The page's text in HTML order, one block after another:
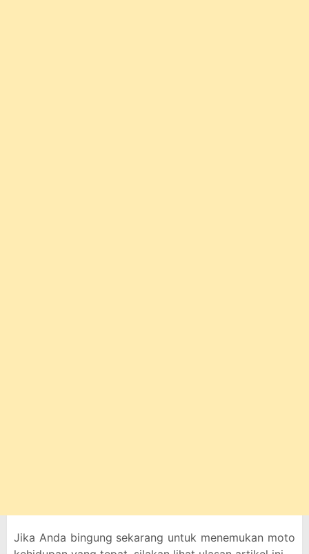
Jika Anda bingung sekarang untuk menemukan moto